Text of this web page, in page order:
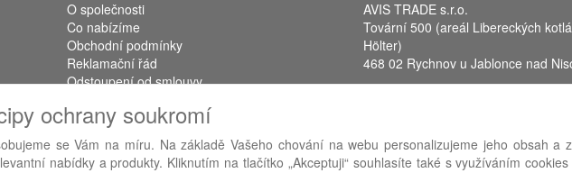
O společnosti
Co nabízíme
Obchodní podmínky
Reklamační řád
Odstoupení od smlouvy
AVIS TRADE s.r.o.
Tovární 500 (areál Libereckých
Hölter)
468 02 Rychnov u Jablonce nad
ochrany soukromí
se Vám na míru. Na základě Vašeho chování na webu personalizujeme jeho obsah a
nabídky a produkty. Kliknutím na tlačítko „Akceptuji“ souhlasíte také s využíváním